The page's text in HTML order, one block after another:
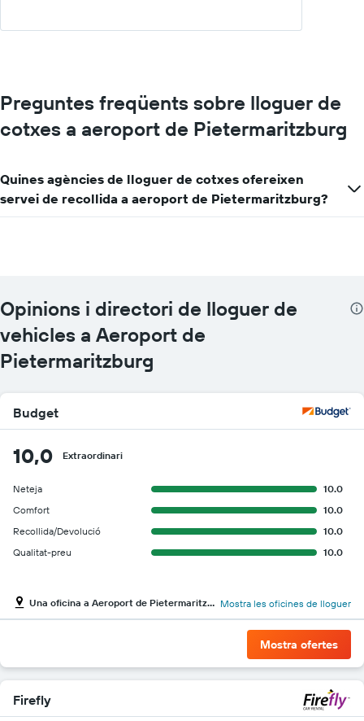
Preguntes freqüents sobre lloguer de
cotxes a aeroport de Pietermaritzburg
Quines agències de lloguer de cotxes ofereixen
servei de recollida a aeroport de Pietermaritzburg?
Opinions i directori de lloguer de
vehicles a Aeroport de
Pietermaritzburg
Budget
10,0 Extraordinari
Neteja
10.0
Comfort
10.0
Recollida/Devolució
10.0
Qualitat-preu
10.0
Una oficina a Aeroport de Pietermaritzburg Mostra les oficines de lloguer
Mostra ofertes
Firefly